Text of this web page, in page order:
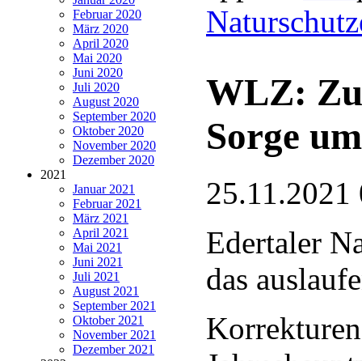
Februar 2020
März 2020
April 2020
Mai 2020
Juni 2020
Juli 2020
August 2020
September 2020
Oktober 2020
November 2020
Dezember 2020
2021
Januar 2021
Februar 2021
März 2021
April 2021
Mai 2021
Juni 2021
Juli 2021
August 2021
September 2021
Oktober 2021
November 2021
Dezember 2021
WLZ:
Sorge
25.11.2021
Edertaler
das